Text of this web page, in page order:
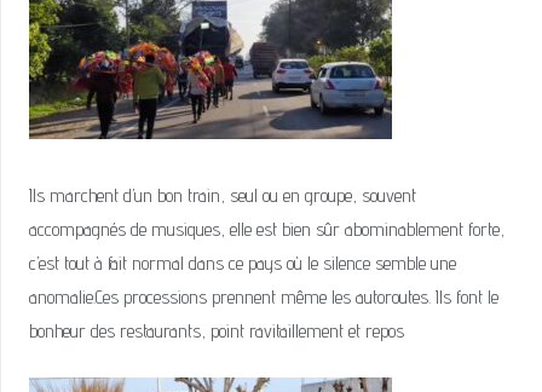
Ils marchent d’un bon train, seul ou en groupe, souvent
accompagnés de musiques, elle est bien sûr abominablement forte,
c’est tout à fait normal dans ce pays où le silence semble une
anomalie.Ces processions prennent même les autoroutes. Ils font le
bonheur des restaurants, point ravitaillement et repos